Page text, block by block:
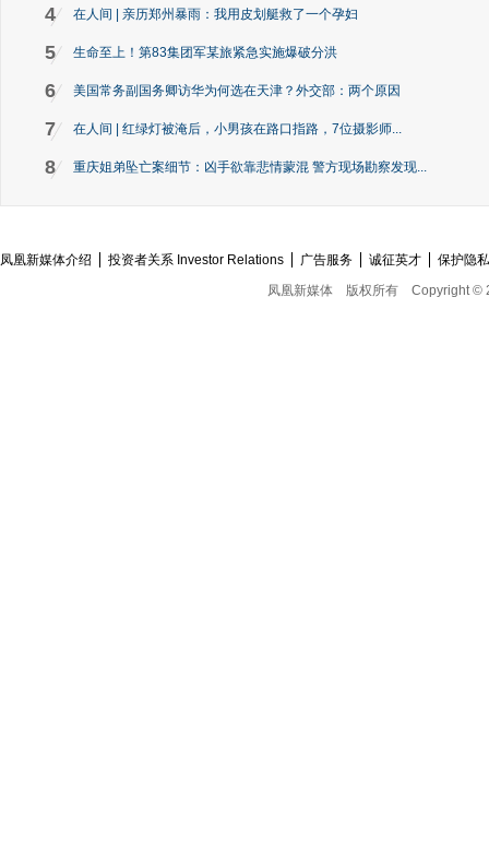
4 在人间 | 亲历郑州暴雨：我用皮划艇救了一个孕妇
5 生命至上！第83集团军某旅紧急实施爆破分洪
6 美国常务副国务卿访华为何选在天津？外交部：两个原因
7 在人间 | 红绿灯被淹后，小男孩在路口指路，7位摄影师...
8 重庆姐弟坠亡案细节：凶手欲靠悲情蒙混 警方现场勘察发现...
凤凰新媒体介绍 投资者关系 Investor Relations 广告服务 诚征英才
保护隐
凤凰新媒体
版权所有 Copyright ©